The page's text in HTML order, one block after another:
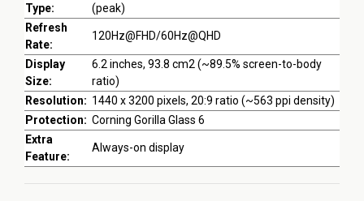
Type:
(peak)
Refresh
Rate:
120Hz@FHD/60Hz@QHD
Display
Size:
6.2 inches, 93.8 cm2 (~89.5% screen-to-body
ratio)
Resolution: 1440 x 3200 pixels, 20:9 ratio (~563 ppi density)
Protection: Corning Gorilla Glass 6
Extra
Feature:
Always-on display